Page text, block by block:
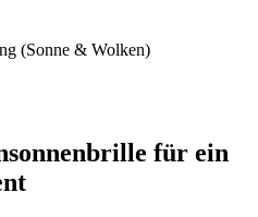
(Sonne & Wolken)
für ein